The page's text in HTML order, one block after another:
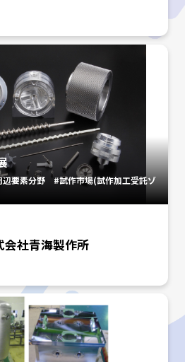
辺要素分野
#試作市場(試作加工受託ゾ
会社青海製作所